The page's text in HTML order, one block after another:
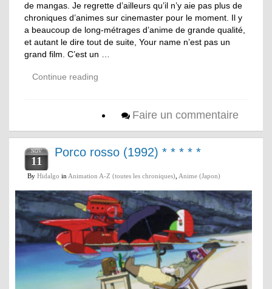
de mangas. Je regrette d’ailleurs qu’il n’y aie pas plus de
chroniques d’animes sur cinemaster pour le moment. Il y
a beaucoup de long-métrages d’anime de grande qualité,
et autant le dire tout de suite, Your name n’est pas un
grand film. C’est un …
Continue reading
Faire un commentaire
NOV
11
Porco rosso (1992) * * * * *
By Hidalgo in Animation A-Z (toutes les chroniques) Anime (Japon)